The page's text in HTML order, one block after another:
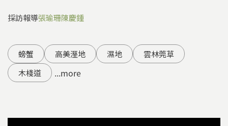
採訪報導張瑜珊陳慶鍾
螃蟹 高美溼地 濕地
雲林莞草
木棧道
...more